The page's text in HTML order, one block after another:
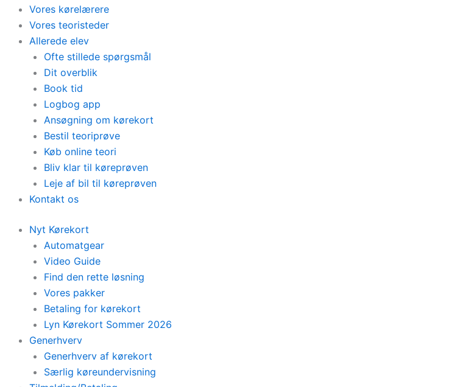
Vores kørelærere
Vores teoristeder
Allerede elev
Ofte stillede spørgsmål
Dit overblik
Book tid
Logbog app
Ansøgning om kørekort
Bestil teoriprøve
Køb online teori
Bliv klar til køreprøven
Leje af bil til køreprøven
Kontakt os
Nyt Kørekort
Automatgear
Video Guide
Find den rette løsning
Vores pakker
Betaling for kørekort
Lyn Kørekort Sommer 2026
Generhverv
Generhverv af kørekort
Særlig køreundervisning